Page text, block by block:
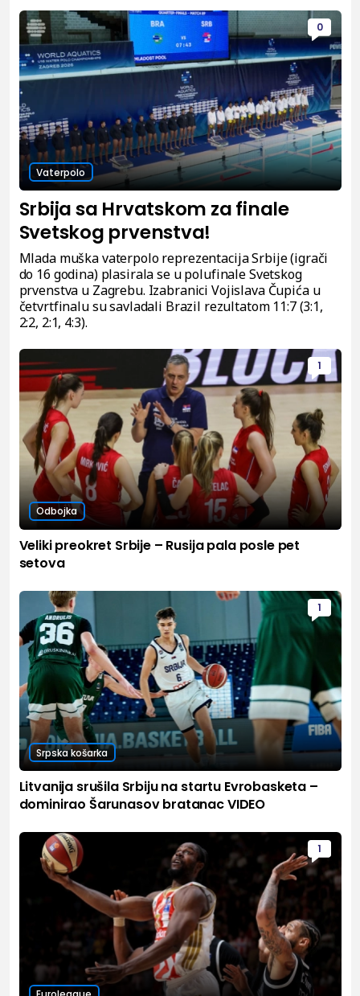
0
Vaterpolo
Srbija sa Hrvatskom za finale
Svetskog prvenstva!
Mlada muška vaterpolo reprezentacija Srbije (igrači
do 16 godina) plasirala se u polufinale Svetskog
prvenstva u Zagrebu. Izabranici Vojislava Čupića u
četvrtfinalu su savladali Brazil rezultatom 11:7 (3:1,
2:2, 2:1, 4:3).
1
Odbojka
Veliki preokret Srbije – Rusija pala posle pet
setova
1
Srpska košarka
Litvanija srušila Srbiju na startu Evrobasketa –
dominirao Šarunasov bratanac VIDEO
1